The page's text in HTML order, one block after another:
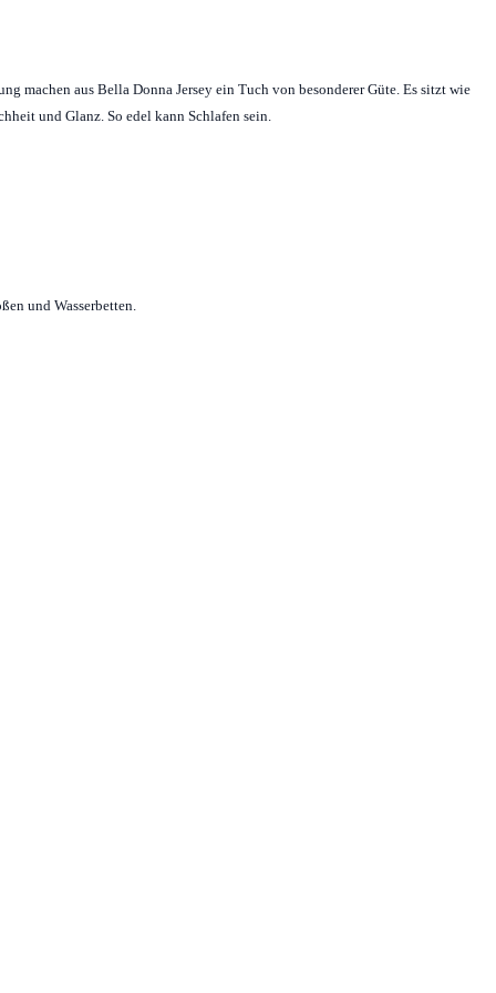
machen aus Bella Donna Jersey ein Tuch von besonderer Güte. Es sitzt wie
und Glanz. So edel kann Schlafen sein.
und Wasserbetten.